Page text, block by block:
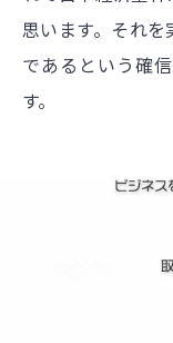
思います。それ
であるという確
す。